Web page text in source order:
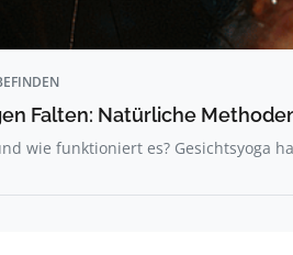
Falten: Natürliche
wie funktioniert es? Gesichtsyoga